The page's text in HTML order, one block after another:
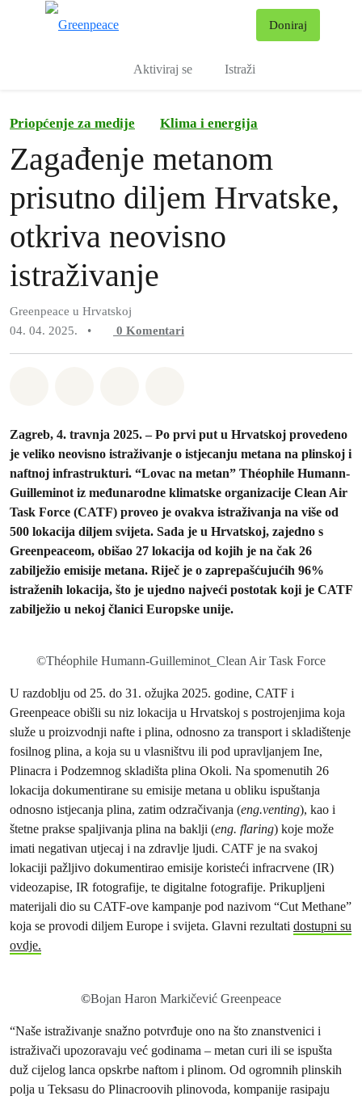
Doniraj
Aktiviraj se Istraži
Priopćenje za medije Klima i energija
Zagađenje metanom
prisutno diljem Hrvatske,
otkriva neovisno
istraživanje
Greenpeace u Hrvatskoj
04. 04. 2025.
• 0 Komentari
Zagreb, 4. travnja 2025. – Po prvi put u Hrvatskoj provedeno
je veliko neovisno istraživanje o istjecanju metana na plinskoj i
naftnoj infrastrukturi. “Lovac na metan” Théophile Humann-
Guilleminot iz međunarodne klimatske organizacije Clean Air
Task Force (CATF) proveo je ovakva istraživanja na više od
500 lokacija diljem svijeta. Sada je u Hrvatskoj, zajedno s
Greenpeaceom, obišao 27 lokacija od kojih je na čak 26
zabilježio emisije metana. Riječ je o zaprepašćujućih 96%
istraženih lokacija, što je ujedno najveći postotak koji je CATF
zabilježio u nekoj članici Europske unije.
©Théophile Humann-Guilleminot_Clean Air Task Force
U razdoblju od 25. do 31. ožujka 2025. godine, CATF i
Greenpeace obišli su niz lokacija u Hrvatskoj s postrojenjima koja
služe u proizvodnji nafte i plina, odnosno za transport i skladištenje
fosilnog plina, a koja su u vlasništvu ili pod upravljanjem Ine,
Plinacra i Podzemnog skladišta plina Okoli. Na spomenutih 26
lokacija dokumentirane su emisije metana u obliku ispuštanja
odnosno istjecanja plina, zatim odzračivanja (eng.venting), kao i
štetne prakse spaljivanja plina na baklji (eng. flaring) koje može
imati negativan utjecaj i na zdravlje ljudi. CATF je na svakoj
lokaciji pažljivo dokumentirao emisije koristeći infracrvene (IR)
videozapise, IR fotografije, te digitalne fotografije. Prikupljeni
materijali dio su CATF-ove kampanje pod nazivom “Cut Methane”
koja se provodi diljem Europe i svijeta. Glavni rezultati dostupni su
ovdje.
©Bojan Haron Markičević Greenpeace
“Naše istraživanje snažno potvrđuje ono na što znanstvenici i
istraživači upozoravaju već godinama – metan curi ili se ispušta
duž cijelog lanca opskrbe naftom i plinom. Od ogromnih plinskih
polja u Teksasu do Plinacroovih plinovoda, kompanije rasipaju